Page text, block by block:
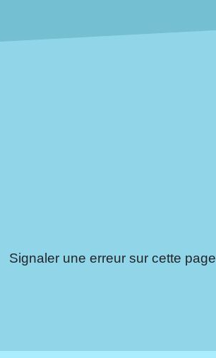
Signaler une erreur sur cette page